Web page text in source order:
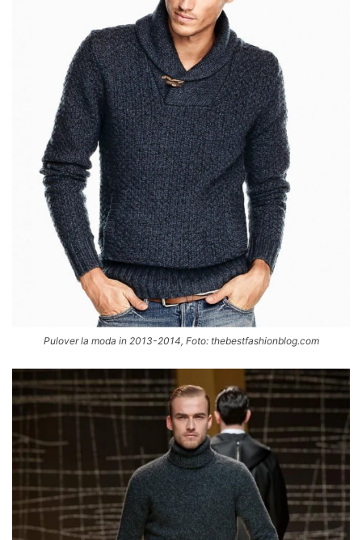
Pulover la moda in 2013-2014, Foto: thebestfashionblog.com